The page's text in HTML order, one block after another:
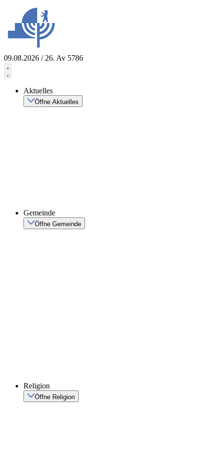
springen
09.08.2026 / 26. Av 5786
Aktuelles
Öffne Aktuelles
Gemeinde
Öffne Gemeinde
Religion
Öffne Religion